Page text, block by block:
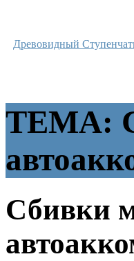
Древовидный
ТЕМА:
Сбивки